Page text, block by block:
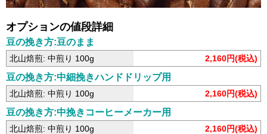
オプションの値段詳細
豆の挽き方:豆のまま
北山焙煎: 中煎り 100g 2,160円(税込)
豆の挽き方:中細挽きハンドドリップ用
北山焙煎: 中煎り 100g 2,160円(税込)
豆の挽き方:中挽きコーヒーメーカー用
北山焙煎: 中煎り 100g 2,160円(税込)